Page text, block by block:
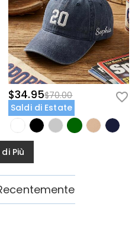
$34.95$70.00
Saldi di Estate
Più